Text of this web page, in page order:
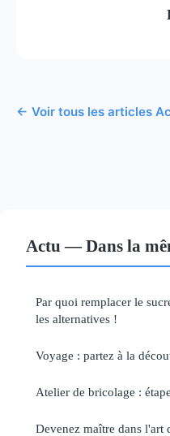
← Voir tous les articles
Actu — Dans la
Par quoi remplacer le
les alternatives !
Voyage : partez à la
Atelier de bricolage :
Devenez maître dans l'art